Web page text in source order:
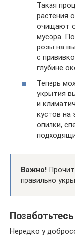
Такая
растения
очищают
мусора.
розы на
с
глубине
Теперь
укрытия
и
кустов на
опилки,
Важно!
правильно
Нередко у